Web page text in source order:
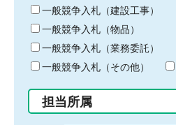
キ
ー
ワ
ー
ド
入
力
一般競争入札（建設工事）
一般競争入札（物品）
一般競争入札（業務委託）
一般競争入札（その他）
担当所属